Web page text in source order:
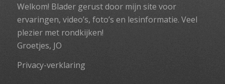
Welkom! Blader gerust door mijn site voor
ervaringen, video’s, foto’s en lesinformatie. Veel
plezier met rondkijken!
Groetjes, JO
Privacy-verklaring